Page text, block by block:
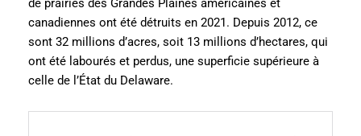
de prairies des Grandes Plaines américaines et
canadiennes ont été détruits en 2021. Depuis 2012, ce
sont 32 millions d’acres, soit 13 millions d’hectares, qui
ont été labourés et perdus, une superficie supérieure à
celle de l’État du Delaware.